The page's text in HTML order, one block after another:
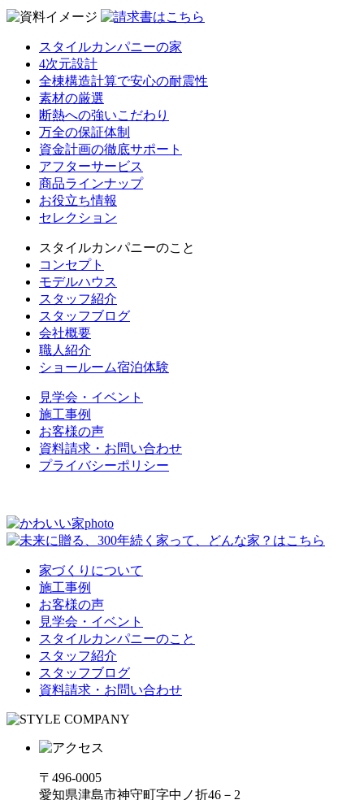
スタイルカンパニーの家
4次元設計
全棟構造計算で安心の耐震性
素材の厳選
断熱への強いこだわり
万全の保証体制
資金計画の徹底サポート
アフターサービス
商品ラインナップ
お役立ち情報
セレクション
スタイルカンパニーのこと
コンセプト
モデルハウス
スタッフ紹介
スタッフブログ
会社概要
職人紹介
ショールーム宿泊体験
見学会・イベント
施工事例
お客様の声
資料請求・お問い合わせ
プライバシーポリシー
家づくりについて
施工事例
お客様の声
見学会・イベント
スタイルカンパニーのこと
スタッフ紹介
スタッフブログ
資料請求・お問い合わせ
〒496-0005
愛知県津島市神守町字中ノ折46－2